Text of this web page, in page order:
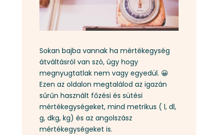
Sokan bajba vannak ha mértékegység
átváltásról van szó, úgy hogy
megnyugtatlak nem vagy egyedül. 😀
Ezen az oldalon megtalálod az igazán
sűrűn használt főzési és sütési
mértékegységeket, mind metrikus ( l, dl,
g, dkg, kg) és az angolszász
mértékegységeket is.